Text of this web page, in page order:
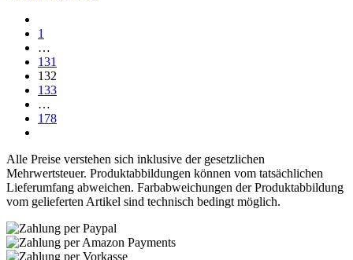
1
…
131
132
133
…
178
Alle Preise verstehen sich inklusive der gesetzlichen
Mehrwertsteuer. Produktabbildungen können vom tatsächlichen
Lieferumfang abweichen. Farbabweichungen der Produktabbildung
vom gelieferten Artikel sind technisch bedingt möglich.